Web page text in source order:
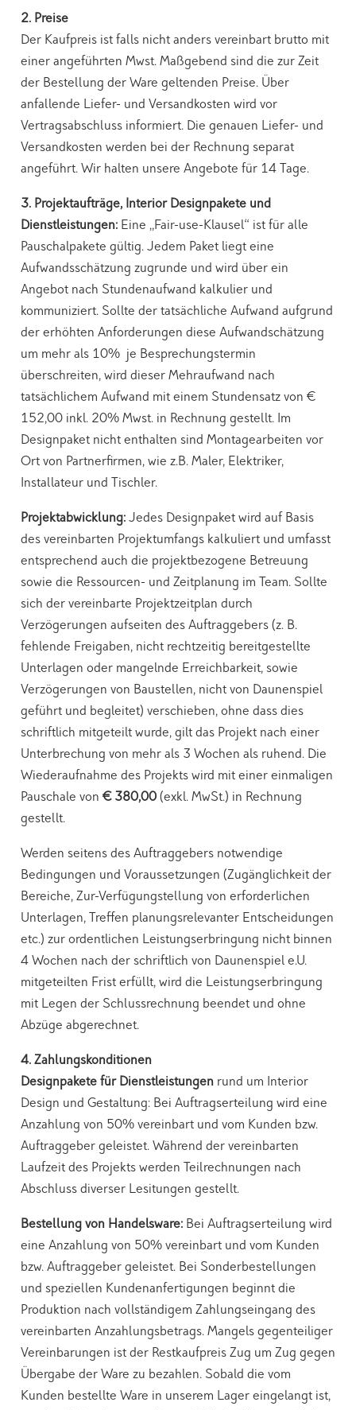
2. Preise
Der Kaufpreis ist falls nicht anders vereinbart brutto mit
einer angeführten Mwst. Maßgebend sind die zur Zeit
der Bestellung der Ware geltenden Preise. Über
anfallende Liefer- und Versandkosten wird vor
Vertragsabschluss informiert. Die genauen Liefer- und
Versandkosten werden bei der Rechnung separat
angeführt. Wir halten unsere Angebote für 14 Tage.
3. Projektaufträge, Interior Designpakete und
Dienstleistungen:Eine „Fair-use-Klausel“ ist für alle
Pauschalpakete gültig. Jedem Paket liegt eine
Aufwandsschätzung zugrunde und wird über ein
Angebot nach Stundenaufwand kalkulier und
kommuniziert. Sollte der tatsächliche Aufwand aufgrund
der erhöhten Anforderungen diese Aufwandschätzung
um mehr als 10% je Besprechungstermin
überschreiten, wird dieser Mehraufwand nach
tatsächlichem Aufwand mit einem Stundensatz von €
152,00 inkl. 20% Mwst. in Rechnung gestellt. Im
Designpaket nicht enthalten sind Montagearbeiten vor
Ort von Partnerfirmen, wie z.B. Maler, Elektriker,
Installateur und Tischler.
Projektabwicklung: Jedes Designpaket wird auf Basis
des vereinbarten Projektumfangs kalkuliert und umfasst
entsprechend auch die projektbezogene Betreuung
sowie die Ressourcen- und Zeitplanung im Team. Sollte
sich der vereinbarte Projektzeitplan durch
Verzögerungen aufseiten des Auftraggebers (z. B.
fehlende Freigaben, nicht rechtzeitig bereitgestellte
Unterlagen oder mangelnde Erreichbarkeit, sowie
Verzögerungen von Baustellen, nicht von Daunenspiel
geführt und begleitet) verschieben, ohne dass dies
schriftlich mitgeteilt wurde, gilt das Projekt nach einer
Unterbrechung von mehr als 3 Wochen als ruhend. Die
Wiederaufnahme des Projekts wird mit einer einmaligen
Pauschale von € 380,00(exkl. MwSt.) in Rechnung
gestellt.
Werden seitens des Auftraggebers notwendige
Bedingungen und Voraussetzungen (Zugänglichkeit der
Bereiche, Zur-Verfügungstellung von erforderlichen
Unterlagen, Treffen planungsrelevanter Entscheidungen
etc.) zur ordentlichen Leistungserbringung nicht binnen
4 Wochen nach der schriftlich von Daunenspiel e.U.
mitgeteilten Frist erfüllt, wird die Leistungserbringung
mit Legen der Schlussrechnung beendet und ohne
Abzüge abgerechnet.
4. Zahlungskonditionen
Designpakete für Dienstleistungenrund um Interior
Design und Gestaltung: Bei Auftragserteilung wird eine
Anzahlung von 50% vereinbart und vom Kunden bzw.
Auftraggeber geleistet. Während der vereinbarten
Laufzeit des Projekts werden Teilrechnungen nach
Abschluss diverser Lesitungen gestellt.
Bestellung von Handelsware:Bei Auftragserteilung wird
eine Anzahlung von 50% vereinbart und vom Kunden
bzw. Auftraggeber geleistet. Bei Sonderbestellungen
und speziellen Kundenanfertigungen beginnt die
Produktion nach vollständigem Zahlungseingang des
vereinbarten Anzahlungsbetrags. Mangels gegenteiliger
Vereinbarungen ist der Restkaufpreis Zug um Zug gegen
Übergabe der Ware zu bezahlen. Sobald die vom
Kunden bestellte Ware in unserem Lager eingelangt ist,